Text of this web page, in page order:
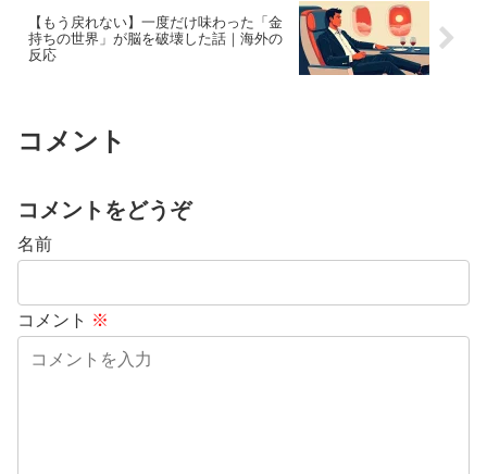
【もう戻れない】一度だけ味わった「金
持ちの世界」が脳を破壊した話｜海外の
反応
コメント
コメントをどうぞ
名前
コメント ※